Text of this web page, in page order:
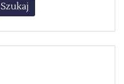
Szukaj